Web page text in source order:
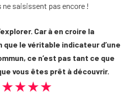
ne saisissent pas encore !
Car à en croire la
le véritable indicateur d’une
ce n’est pas tant ce que
vous êtes prêt à découvrir.